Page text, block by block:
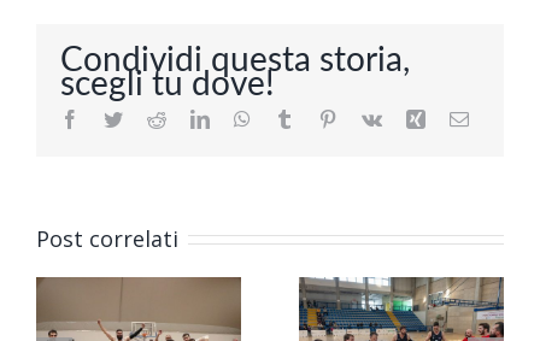
Condividi questa storia,
scegli tu dove!
Facebook
TwitterRedditLinkedInWhatsApp
Tumblr Pinterest
Vk Xing Email
Post correlati